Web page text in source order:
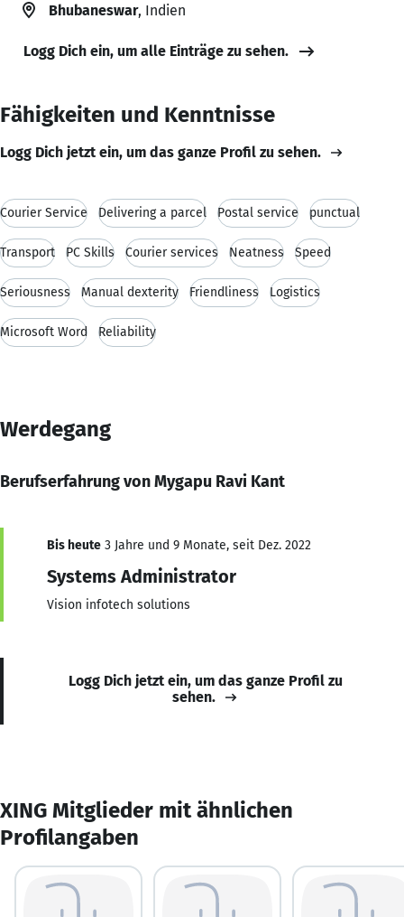
Bhubaneswar, Indien
Logg Dich ein, um alle Einträge zu sehen.
Fähigkeiten und Kenntnisse
Logg Dich jetzt ein, um das ganze Profil zu sehen.
Courier Service Delivering a parcel Postal service punctual
Transport PC Skills Courier services Neatness Speed
Seriousness Manual dexterity Friendliness Logistics
Microsoft Word Reliability
Werdegang
Berufserfahrung von Mygapu Ravi Kant
Bis heute 3 Jahre und 9 Monate, seit Dez. 2022
Systems Administrator
Vision infotech solutions
Logg Dich jetzt ein, um das ganze Profil zu
sehen.
XING Mitglieder mit ähnlichen
Profilangaben